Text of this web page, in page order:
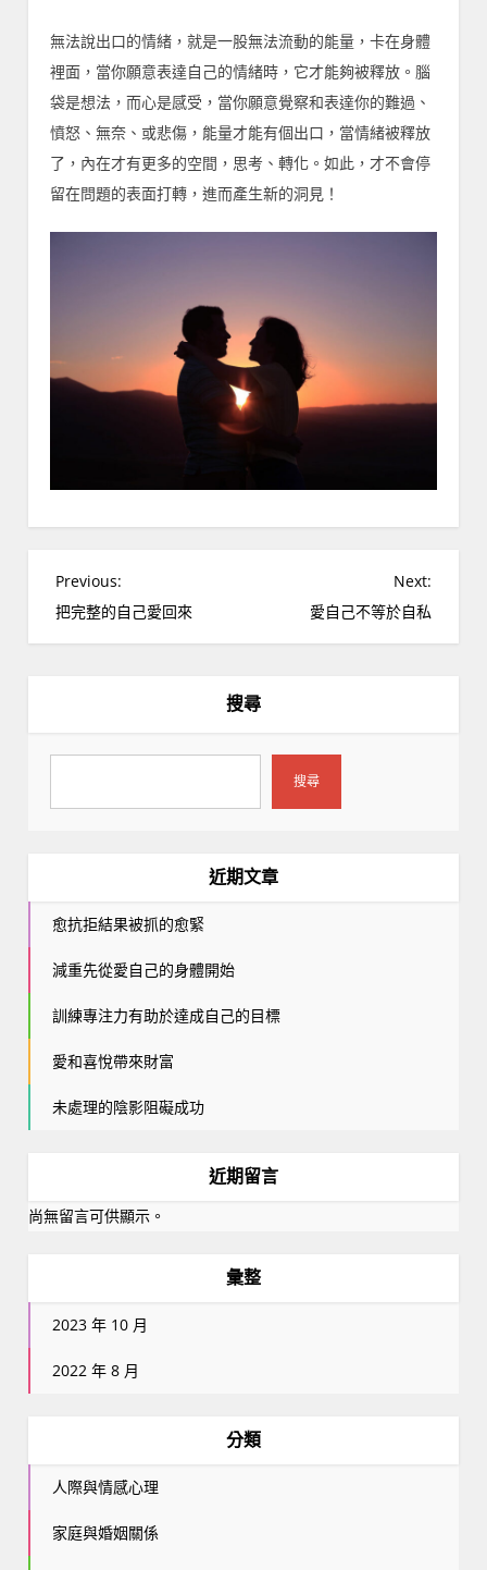
無法說出口的情緒，就是一股無法流動的能量，卡在身體
裡面，當你願意表達自己的情緒時，它才能夠被釋放。腦
袋是想法，而心是感受，當你願意覺察和表達你的難過、
憤怒、無奈、或悲傷，能量才能有個出口，當情緒被釋放
了，內在才有更多的空間，思考、轉化。如此，才不會停
留在問題的表面打轉，進而產生新的洞見！
文
章
導
Previous:
把完整的自己愛回來
Next:
愛自己不等於自私
搜尋
搜尋
近期文章
愈抗拒結果被抓的愈緊
減重先從愛自己的身體開始
訓練專注力有助於達成自己的目標
愛和喜悅帶來財富
未處理的陰影阻礙成功
近期留言
尚無留言可供顯示。
彙整
2023 年 10 月
2022 年 8 月
分類
人際與情感心理
家庭與婚姻關係